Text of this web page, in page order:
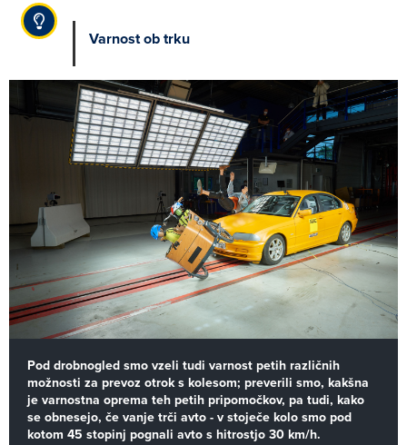
Varnost ob trku
Pod drobnogled smo vzeli tudi varnost petih različnih
možnosti za prevoz otrok s kolesom; preverili smo, kakšna
je varnostna oprema teh petih pripomočkov, pa tudi, kako
se obnesejo, če vanje trči avto - v stoječe kolo smo pod
kotom 45 stopinj pognali avto s hitrostjo 30 km/h.